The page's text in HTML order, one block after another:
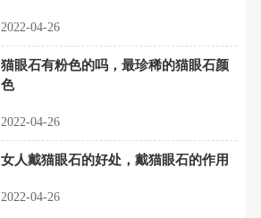
2022-04-26
猫眼石有粉色的吗，最珍稀的猫眼石颜
色
2022-04-26
女人戴猫眼石的好处，戴猫眼石的作用
2022-04-26